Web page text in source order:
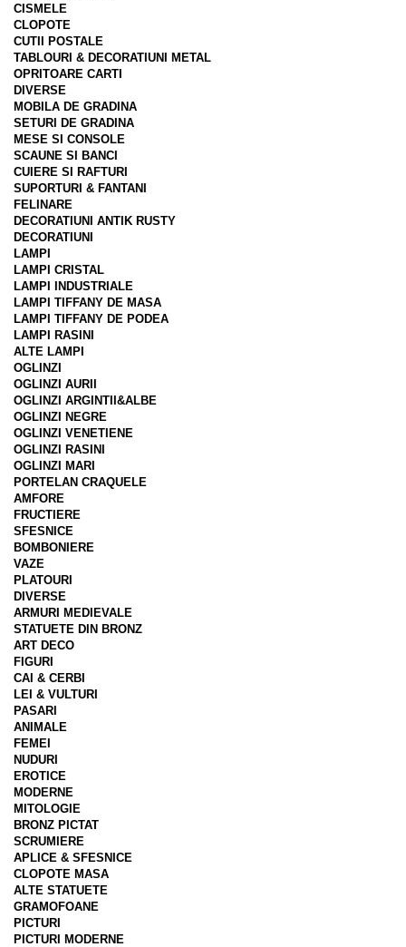
CISMELE
CLOPOTE
CUTII POSTALE
TABLOURI & DECORATIUNI METAL
OPRITOARE CARTI
DIVERSE
MOBILA DE GRADINA
SETURI DE GRADINA
MESE SI CONSOLE
SCAUNE SI BANCI
CUIERE SI RAFTURI
SUPORTURI & FANTANI
FELINARE
DECORATIUNI ANTIK RUSTY
DECORATIUNI
LAMPI
LAMPI CRISTAL
LAMPI INDUSTRIALE
LAMPI TIFFANY DE MASA
LAMPI TIFFANY DE PODEA
LAMPI RASINI
ALTE LAMPI
OGLINZI
OGLINZI AURII
OGLINZI ARGINTII&ALBE
OGLINZI NEGRE
OGLINZI VENETIENE
OGLINZI RASINI
OGLINZI MARI
PORTELAN CRAQUELE
AMFORE
FRUCTIERE
SFESNICE
BOMBONIERE
VAZE
PLATOURI
DIVERSE
ARMURI MEDIEVALE
STATUETE DIN BRONZ
ART DECO
FIGURI
CAI & CERBI
LEI & VULTURI
PASARI
ANIMALE
FEMEI
NUDURI
EROTICE
MODERNE
MITOLOGIE
BRONZ PICTAT
SCRUMIERE
APLICE & SFESNICE
CLOPOTE MASA
ALTE STATUETE
GRAMOFOANE
PICTURI
PICTURI MODERNE